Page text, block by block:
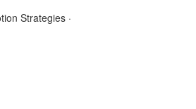
Strategies ·